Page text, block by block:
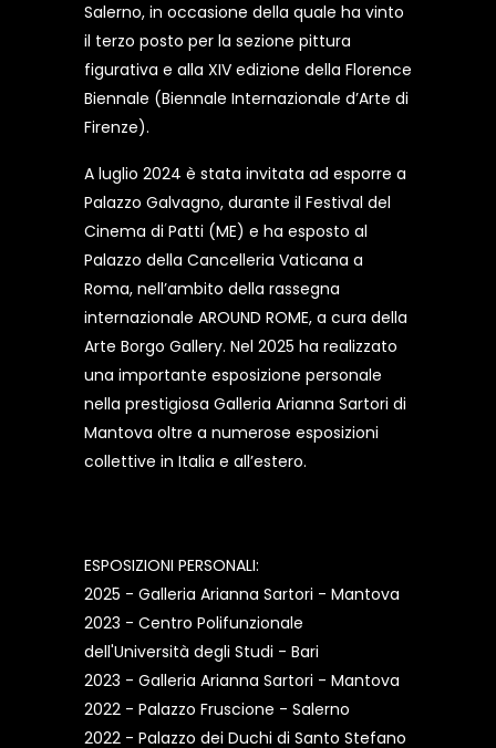
Salerno, in occasione della quale ha vinto
il terzo posto per la sezione pittura
figurativa e alla XIV edizione della Florence
Biennale (Biennale Internazionale d’Arte di
Firenze).
A luglio 2024 è stata invitata ad esporre a
Palazzo Galvagno, durante il Festival del
Cinema di Patti (ME) e ha esposto al
Palazzo della Cancelleria Vaticana a
Roma, nell’ambito della rassegna
internazionale AROUND ROME, a cura della
Arte Borgo Gallery. Nel 2025 ha realizzato
una importante esposizione personale
nella prestigiosa Galleria Arianna Sartori di
Mantova oltre a numerose esposizioni
collettive in Italia e all’estero.
ESPOSIZIONI PERSONALI:
2025 - Galleria Arianna Sartori - Mantova
2023 - Centro Polifunzionale
dell'Università degli Studi - Bari
2023 - Galleria Arianna Sartori - Mantova
2022 - Palazzo Fruscione - Salerno
2022 - Palazzo dei Duchi di Santo Stefano